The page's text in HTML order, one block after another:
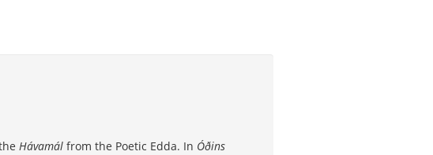
Hávamál from the Poetic Edda. In Óðins